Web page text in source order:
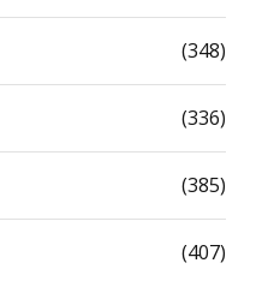
(348)
(336)
(385)
(407)